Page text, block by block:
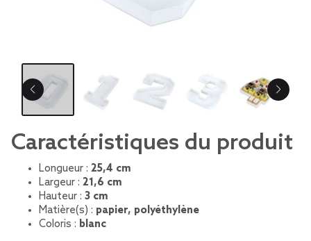
Caractéristiques du produit
Longueur : 25,4 cm
Largeur : 21,6 cm
Hauteur : 3 cm
Matière(s) : papier, polyéthylène
Coloris : blanc